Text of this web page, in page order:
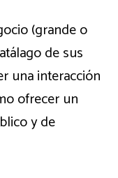
(grande o
de sus
una interacción
ofrecer un
y de